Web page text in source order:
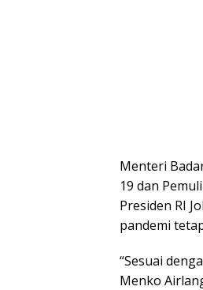
Menteri
19 dan
Presiden RI
pandemi
“Sesuai
Menko